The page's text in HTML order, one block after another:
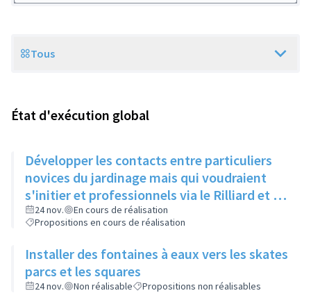
Scope
Tous
État d'exécution global
Développer les contacts entre particuliers
novices du jardinage mais qui voudraient
s'initier et professionnels via le Rilliard et la
Maison de la Vie Locale
24 nov.
En cours de réalisation
Propositions en cours de réalisation
Installer des fontaines à eaux vers les skates
parcs et les squares
24 nov. Non réalisable Propositions non réalisables